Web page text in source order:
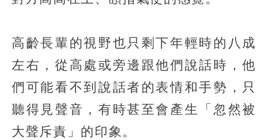
高齡長輩的視野也只剩下年輕時的八成
左右，從高處或旁邊跟他們說話時，他
們可能看不到說話者的表情和手勢，只
聽得見聲音，有時甚至會產生「忽然被
大聲斥責」的印象。